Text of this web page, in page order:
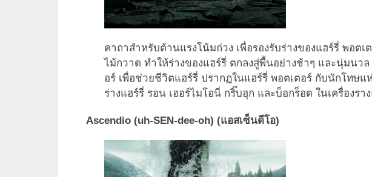
คาถาสำหรับต้านแรงโน้มถ่วง เพื่อรองรับร่างของแฮร์รี่ พอตเ
ไม้กวาด ทำให้ร่างของแฮร์รี่ ตกลงสู่พื้นอย่างช้าๆ และนุ่มนว
อร์ เพื่อช่วยชีวิตแฮร์รี่ ปรากฏในแฮร์รี่ พอตเตอร์ กับนักโทษแ
ร่างแฮร์รี่ รอน เฮอร์ไมโอนี่ กริ๊บฮุก และบ็อกร็อด ในเครื่องรา
Ascendio (uh-SEN-dee-oh) (แอสเซ็นดีโอ)